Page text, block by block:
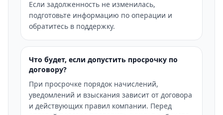
Если задолженность не изменилась,
подготовьте информацию по операции и
обратитесь в поддержку.
Что будет, если допустить просрочку по
договору?
При просрочке порядок начислений,
уведомлений и взыскания зависит от договора
и действующих правил компании. Перед